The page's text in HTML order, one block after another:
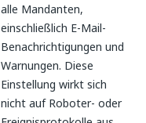
alle Mandanten,
einschließlich E-Mail-
Benachrichtigungen und
Warnungen. Diese
Einstellung wirkt sich
nicht auf Roboter- oder